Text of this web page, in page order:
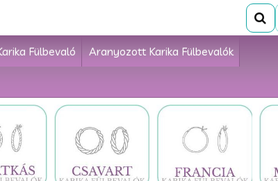
Fülbevaló Aranyozott Karika Fülbevalók